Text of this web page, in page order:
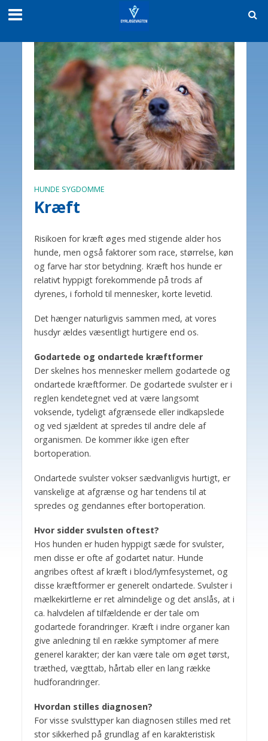
HUNDE SYGDOMME
Kræft
Risikoen for kræft øges med stigende alder hos
hunde, men også faktorer som race, størrelse, køn
og farve har stor betydning. Kræft hos hunde er
relativt hyppigt forekommende på trods af
dyrenes, i forhold til mennesker, korte levetid.
Det hænger naturligvis sammen med, at vores
husdyr ældes væsentligt hurtigere end os.
Godartede og ondartede kræftformer
Der skelnes hos mennesker mellem godartede og
ondartede kræftformer. De godartede svulster er i
reglen kendetegnet ved at være langsomt
voksende, tydeligt afgrænsede eller indkapslede
og ved sjældent at spredes til andre dele af
organismen. De kommer ikke igen efter
bortoperation.
Ondartede svulster vokser sædvanligvis hurtigt, er
vanskelige at afgrænse og har tendens til at
spredes og gendannes efter bortoperation.
Hvor sidder svulsten oftest?
Hos hunden er huden hyppigt sæde for svulster,
men disse er ofte af godartet natur. Hunde
angribes oftest af kræft i blod/lymfesystemet, og
disse kræftformer er generelt ondartede. Svulster i
mælkekirtlerne er ret almindelige og det anslås, at i
ca. halvdelen af tilfældende er der tale om
godartede forandringer. Kræft i indre organer kan
give anledning til en række symptomer af mere
generel karakter; der kan være tale om øget tørst,
træthed, vægttab, hårtab eller en lang række
hudforandringer.
Hvordan stilles diagnosen?
For visse svulsttyper kan diagnosen stilles med ret
stor sikkerhed på grundlag af en karakteristisk